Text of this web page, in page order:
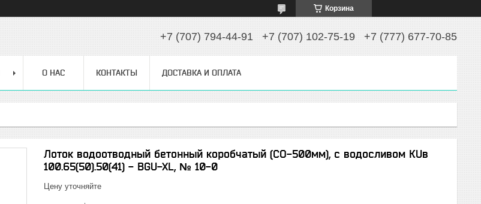
Корзина
+7 (707) 794-44-91 +7 (707) 102-75-19 +7 (777) 677-70-85
О НАС КОНТАКТЫ ДОСТАВКА И ОПЛАТА
Лоток водоотводный бетонный коробчатый (СО-500мм), с водосливом КUв
100.65(50).50(41) - BGU-XL, № 10-0
Цену уточняйте